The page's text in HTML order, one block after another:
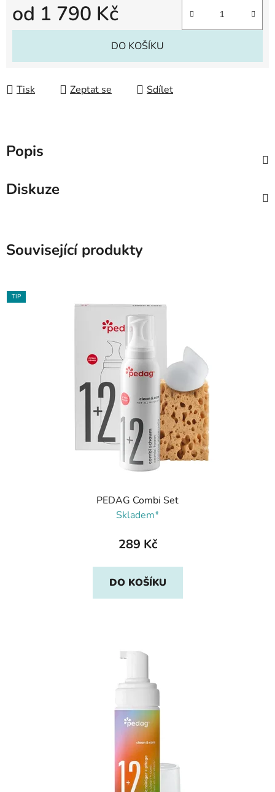
od 1 790 Kč
Měrná cena:
DO KOŠÍKU
Tisk Zeptat se Sdílet
Popis
Diskuze
Související produkty
TIP
PEDAG Combi Set
Skladem*
289 Kč
DO KOŠÍKU